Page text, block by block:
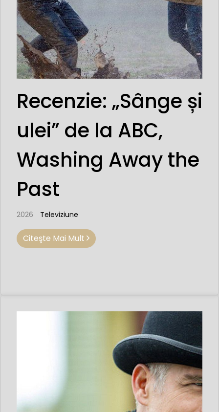
Recenzie: „Sânge și
ulei” de la ABC,
Washing Away the
Past
2026 Televiziune
Citeşte Mai Mult